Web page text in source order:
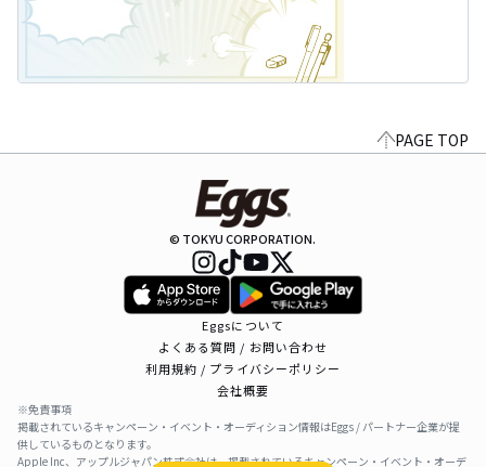
PAGE TOP
© TOKYU CORPORATION.
Eggsについて
よくある質問 / お問い合わせ
利用規約 / プライバシーポリシー
会社概要
※免責事項
掲載されているキャンペーン・イベント・オーディション情報はEggs / パートナー企業が提
供しているものとなります。
Apple Inc、アップルジャパン株式会社は、掲載されているキャンペーン・イベント・オーデ